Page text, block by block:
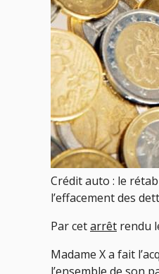
Crédit auto : le
l’effacement des
Par cetarrêt rendu
Madame X a fait